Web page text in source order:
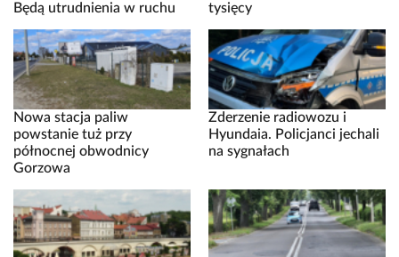
Będą utrudnienia w ruchu
tysięcy
Nowa stacja paliw
powstanie tuż przy
północnej obwodnicy
Gorzowa
Zderzenie radiowozu i
Hyundaia. Policjanci jechali
na sygnałach